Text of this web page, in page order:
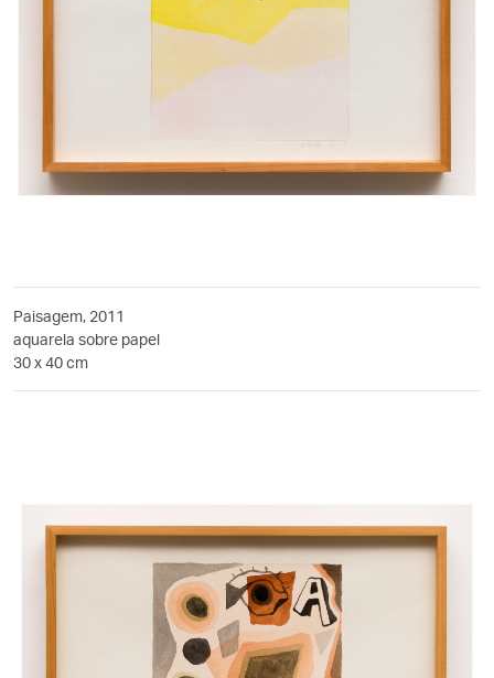
Paisagem, 2011
aquarela sobre papel
30 x 40 cm